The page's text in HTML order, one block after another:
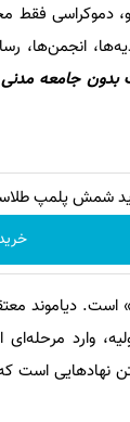
دموکراسی
انجمن‌ها،
بدون جامعه مدنی
پلمپ طلاسی، از ۰.۵ گرم
دیاموند
مرحله‌ای
است که